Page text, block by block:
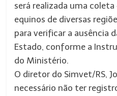
será realizada uma
equinos de diversas
para verificar a ausência
Estado, conforme a
do Ministério.
O diretor do Simvet/RS,
necessário não ter